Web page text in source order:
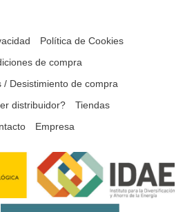
Política de Cookies
de compra
/ Desistimiento de compra
distribuidor?
Tiendas
Empresa